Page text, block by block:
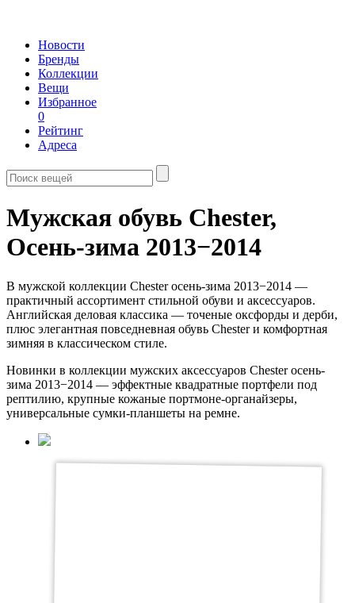
Новости
Бренды
Коллекции
Вещи
Избранное
0
Рейтинг
Адреса
Мужская обувь Chester,
Осень-зима 2013−2014
В мужской коллекции Chester осень-зима 2013−2014 —
практичный ассортимент стильной обуви и аксессуаров.
Английская деловая классика — точеные оксфорды и дерби,
плюс элегантная повседневная обувь Chester и комфортная
зимняя в классическом стиле.
Новинки в коллекции мужских аксессуаров Chester осень-
зима 2013−2014 — эффектные квадратные портфели под
рептилию, крупные кожаные портмоне-органайзеры,
универсальные сумки-планшеты на ремне.